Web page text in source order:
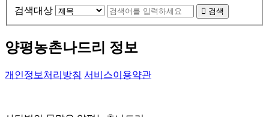
검색대상
검색
양평농촌나드리 정보
개인정보처리방침 서비스이용약관